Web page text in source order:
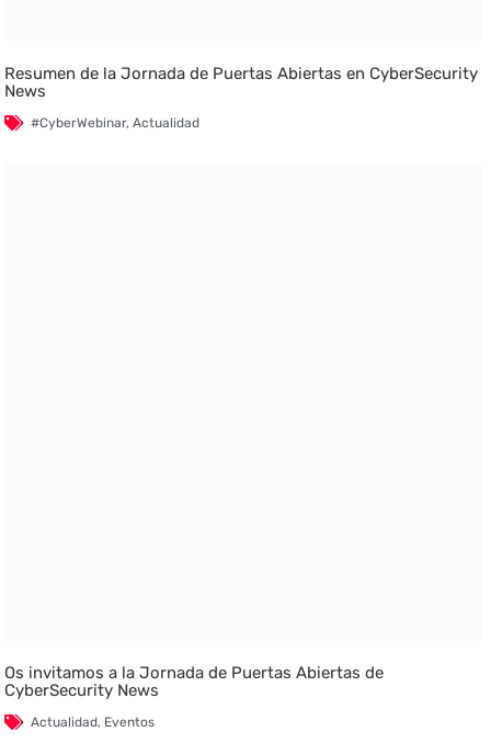
Resumen de la Jornada de Puertas Abiertas en CyberSecurity
News
#CyberWebinar,Actualidad
Os invitamos a la Jornada de Puertas Abiertas de
CyberSecurity News
Actualidad, Eventos